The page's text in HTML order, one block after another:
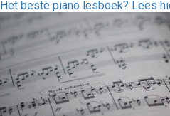
Het beste piano lesboek? Lees